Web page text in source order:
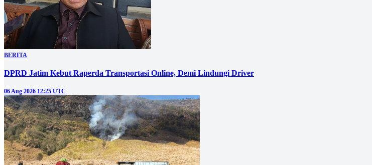
BERITA
DPRD Jatim Kebut Raperda Transportasi Online, Demi Lindungi Driver
06 Aug 2026 12:25 UTC